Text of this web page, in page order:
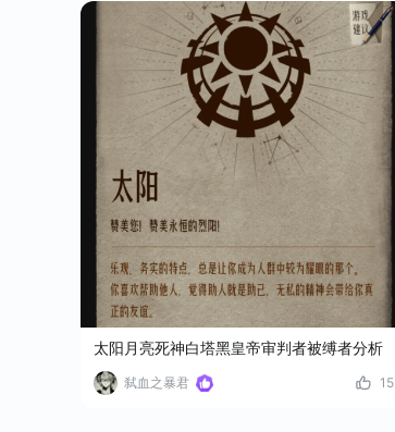
太阳月亮死神白塔黑皇帝审判者被缚者分析
弑血之暴君 15